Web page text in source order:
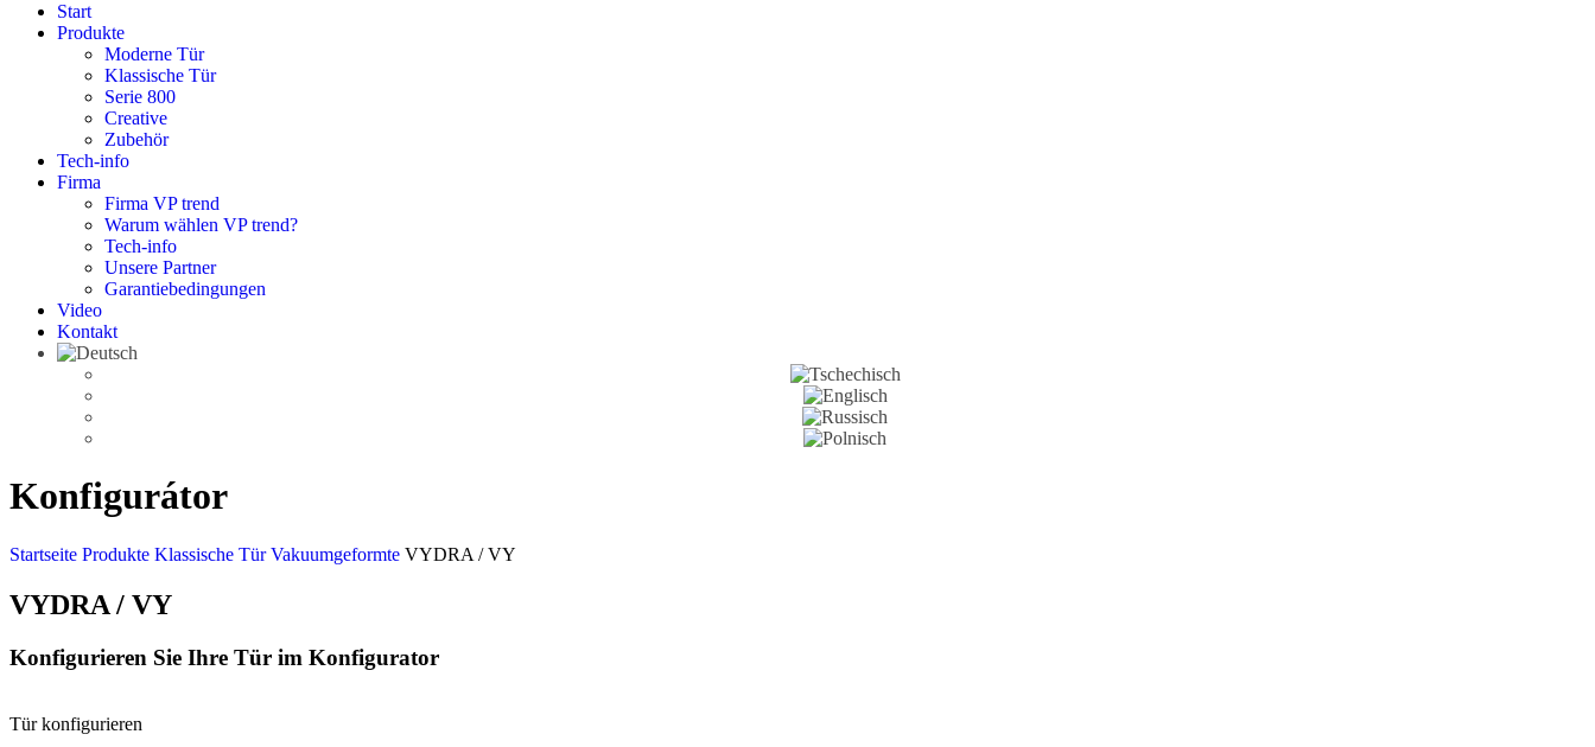
Start
Produkte
Moderne Tür
Klassische Tür
Serie 800
Creative
Zubehör
Tech-info
Firma
Firma VP trend
Warum wählen VP trend?
Tech-info
Unsere Partner
Garantiebedingungen
Video
Kontakt
Konfigurátor
Startseite Produkte Klassische TürVakuumgeformte VYDRA / VY
VYDRA / VY
Konfigurieren Sie Ihre Tür im Konfigurator
Tür konfigurieren